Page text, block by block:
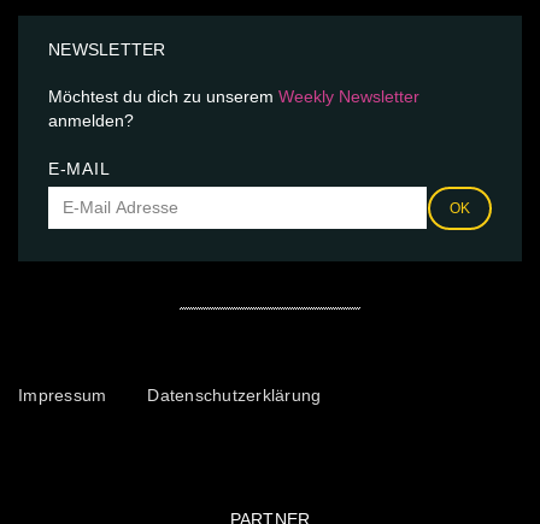
NEWSLETTER
Möchtest du dich zu unserem Weekly Newsletter
anmelden?
E-MAIL
OK
Impressum Datenschutzerklärung
PARTNER